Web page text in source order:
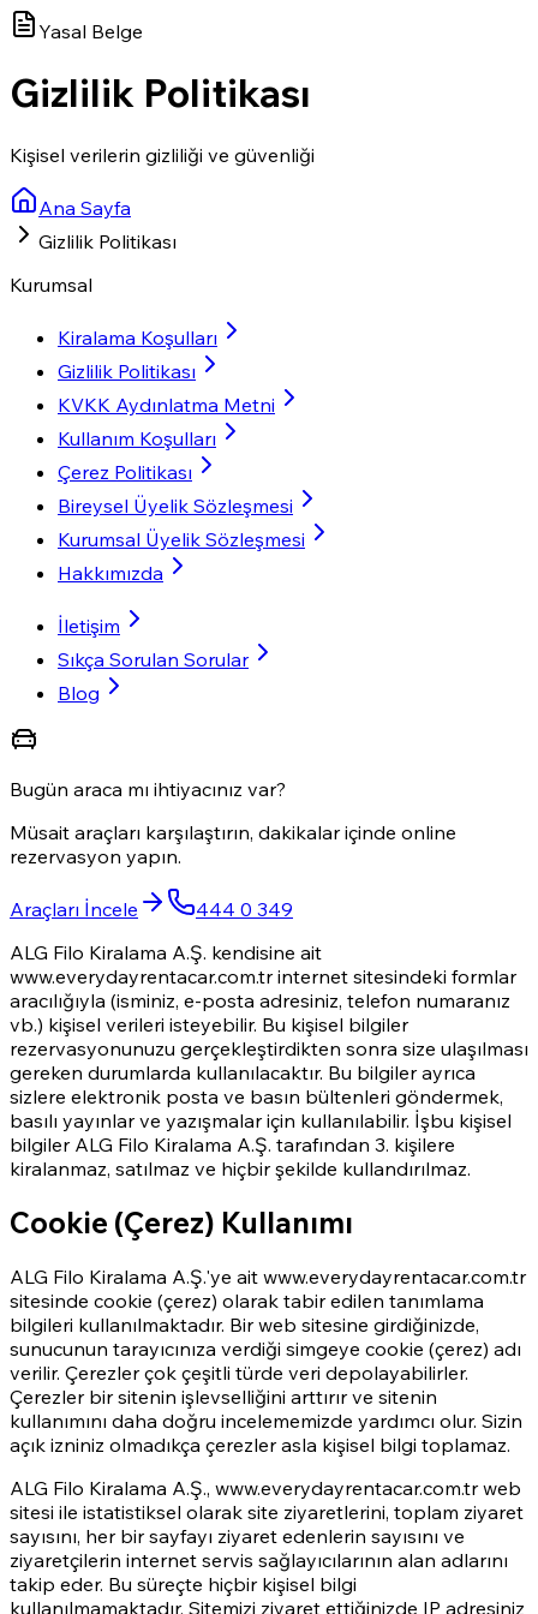
Yasal Belge
Gizlilik Politikası
Kişisel verilerin gizliliği ve güvenliği
Ana Sayfa
Gizlilik Politikası
Kurumsal
Kiralama Koşulları
Gizlilik Politikası
KVKK Aydınlatma Metni
Kullanım Koşulları
Çerez Politikası
Bireysel Üyelik Sözleşmesi
Kurumsal Üyelik Sözleşmesi
Hakkımızda
İletişim
Sıkça Sorulan Sorular
Blog
Bugün araca mı ihtiyacınız var?
Müsait araçları karşılaştırın, dakikalar içinde online
rezervasyon yapın.
Araçları İncele
444 0 349
ALG Filo Kiralama A.Ş. kendisine ait
www.everydayrentacar.com.tr internet sitesindeki formlar
aracılığıyla (isminiz, e-posta adresiniz, telefon numaranız
vb.) kişisel verileri isteyebilir. Bu kişisel bilgiler
rezervasyonunuzu gerçekleştirdikten sonra size ulaşılması
gereken durumlarda kullanılacaktır. Bu bilgiler ayrıca
sizlere elektronik posta ve basın bültenleri göndermek,
basılı yayınlar ve yazışmalar için kullanılabilir. İşbu kişisel
bilgiler ALG Filo Kiralama A.Ş. tarafından 3. kişilere
kiralanmaz, satılmaz ve hiçbir şekilde kullandırılmaz.
Cookie (Çerez) Kullanımı
ALG Filo Kiralama A.Ş.'ye ait www.everydayrentacar.com.tr
sitesinde cookie (çerez) olarak tabir edilen tanımlama
bilgileri kullanılmaktadır. Bir web sitesine girdiğinizde,
sunucunun tarayıcınıza verdiği simgeye cookie (çerez) adı
verilir. Çerezler çok çeşitli türde veri depolayabilirler.
Çerezler bir sitenin işlevselliğini arttırır ve sitenin
kullanımını daha doğru incelememizde yardımcı olur. Sizin
açık izniniz olmadıkça çerezler asla kişisel bilgi toplamaz.
ALG Filo Kiralama A.Ş., www.everydayrentacar.com.tr web
sitesi ile istatistiksel olarak site ziyaretlerini, toplam ziyaret
sayısını, her bir sayfayı ziyaret edenlerin sayısını ve
ziyaretçilerin internet servis sağlayıcılarının alan adlarını
takip eder. Bu süreçte hiçbir kişisel bilgi
kullanılmamaktadır. Sitemizi ziyaret ettiğinizde IP adresiniz